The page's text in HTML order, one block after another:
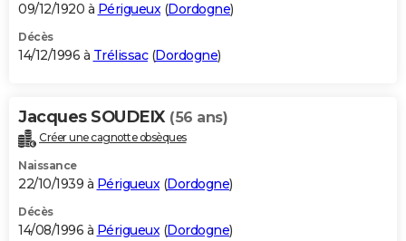
09/12/1920 à Périgueux(Dordogne)
Décès
14/12/1996 à Trélissac(Dordogne)
Jacques SOUDEIX (56 ans)
Créer une cagnotte obsèques
Naissance
22/10/1939 à Périgueux(Dordogne)
Décès
14/08/1996 à Périgueux(Dordogne)